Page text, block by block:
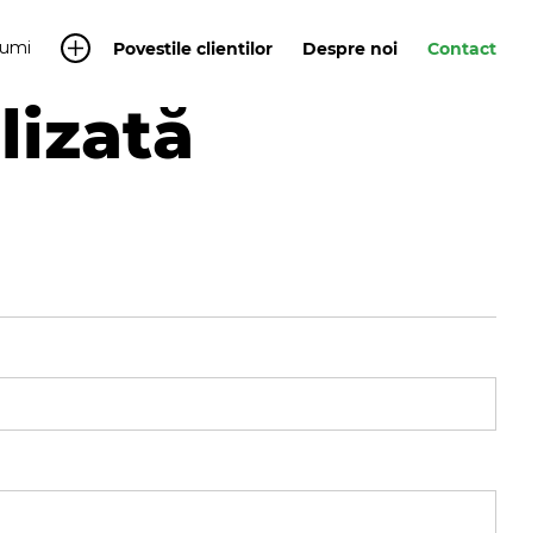
Povestile clientilor Despre noi Contact